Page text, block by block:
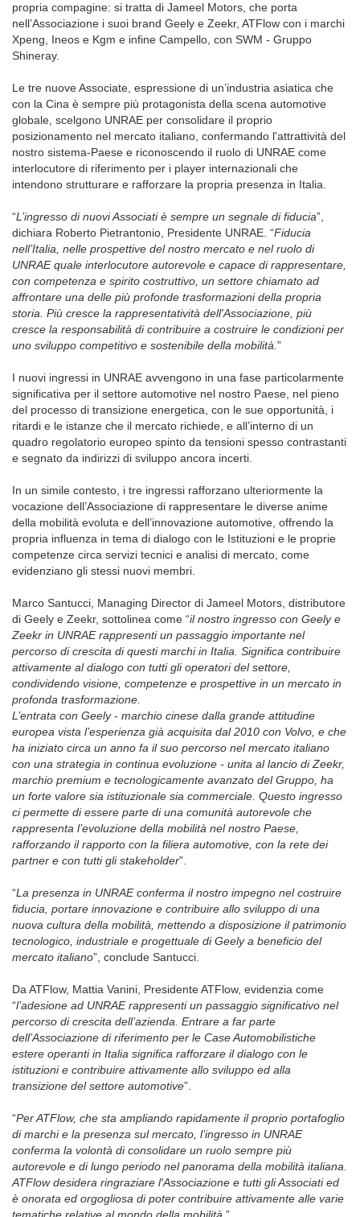
propria compagine: si tratta di Jameel Motors, che porta
nell’Associazione i suoi brand Geely e Zeekr, ATFlow con i marchi
Xpeng, Ineos e Kgm e infine Campello, con SWM - Gruppo
Shineray.
Le tre nuove Associate, espressione di un’industria asiatica che
con la Cina è sempre più protagonista della scena automotive
globale, scelgono UNRAE per consolidare il proprio
posizionamento nel mercato italiano, confermando l'attrattività del
nostro sistema-Paese e riconoscendo il ruolo di UNRAE come
interlocutore di riferimento per i player internazionali che
intendono strutturare e rafforzare la propria presenza in Italia.
“L’ingresso di nuovi Associati è sempre un segnale di fiducia”,
dichiara Roberto Pietrantonio, Presidente UNRAE. “Fiducia
nell’Italia, nelle prospettive del nostro mercato e nel ruolo di
UNRAE quale interlocutore autorevole e capace di rappresentare,
con competenza e spirito costruttivo, un settore chiamato ad
affrontare una delle più profonde trasformazioni della propria
storia. Più cresce la rappresentatività dell'Associazione, più
cresce la responsabilità di contribuire a costruire le condizioni per
uno sviluppo competitivo e sostenibile della mobilità. ”
I nuovi ingressi in UNRAE avvengono in una fase particolarmente
significativa per il settore automotive nel nostro Paese, nel pieno
del processo di transizione energetica, con le sue opportunità, i
ritardi e le istanze che il mercato richiede, e all’interno di un
quadro regolatorio europeo spinto da tensioni spesso contrastanti
e segnato da indirizzi di sviluppo ancora incerti.
In un simile contesto, i tre ingressi rafforzano ulteriormente la
vocazione dell’Associazione di rappresentare le diverse anime
della mobilità evoluta e dell’innovazione automotive, offrendo la
propria influenza in tema di dialogo con le Istituzioni e le proprie
competenze circa servizi tecnici e analisi di mercato, come
evidenziano gli stessi nuovi membri.
Marco Santucci, Managing Director di Jameel Motors, distributore
di Geely e Zeekr, sottolinea come “il nostro ingresso con Geely e
Zeekr in UNRAE rappresenti un passaggio importante nel
percorso di crescita di questi marchi in Italia. Significa contribuire
attivamente al dialogo con tutti gli operatori del settore,
condividendo visione, competenze e prospettive in un mercato in
profonda trasformazione.
L’entrata con Geely - marchio cinese dalla grande attitudine
europea vista l’esperienza già acquisita dal 2010 con Volvo, e che
ha iniziato circa un anno fa il suo percorso nel mercato italiano
con una strategia in continua evoluzione - unita al lancio di Zeekr,
marchio premium e tecnologicamente avanzato del Gruppo, ha
un forte valore sia istituzionale sia commerciale. Questo ingresso
ci permette di essere parte di una comunità autorevole che
rappresenta l’evoluzione della mobilità nel nostro Paese,
rafforzando il rapporto con la filiera automotive, con la rete dei
partner e con tutti gli stakeholder”.
“La presenza in UNRAE conferma il nostro impegno nel costruire
fiducia, portare innovazione e contribuire allo sviluppo di una
nuova cultura della mobilità, mettendo a disposizione il patrimonio
tecnologico, industriale e progettuale di Geely a beneficio del
mercato italiano”, conclude Santucci.
Da ATFlow, Mattia Vanini, Presidente ATFlow, evidenzia come
“l’adesione ad UNRAE rappresenti un passaggio significativo nel
percorso di crescita dell’azienda. Entrare a far parte
dell’Associazione di riferimento per le Case Automobilistiche
estere operanti in Italia significa rafforzare il dialogo con le
istituzioni e contribuire attivamente allo sviluppo ed alla
transizione del settore automotive”.
“Per ATFlow, che sta ampliando rapidamente il proprio portafoglio
di marchi e la presenza sul mercato, l’ingresso in UNRAE
conferma la volontà di consolidare un ruolo sempre più
autorevole e di lungo periodo nel panorama della mobilità italiana.
ATFlow desidera ringraziare l'Associazione e tutti gli Associati ed
è onorata ed orgogliosa di poter contribuire attivamente alle varie